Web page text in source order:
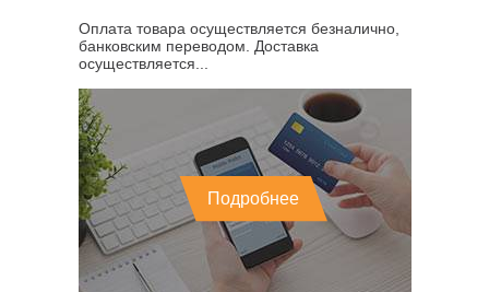
Оплата товара осуществляется безналично,
банковским переводом. Доставка
осуществляется...
Подробнее